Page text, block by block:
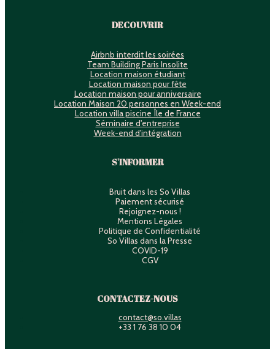
DECOUVRIR
Airbnb interdit les soirées
Team Building Paris Insolite
Location maison étudiant
Location maison pour fête
Location maison pour anniversaire
Location Maison 20 personnes en Week-end
Location villa piscine Île de France
Séminaire d'entreprise
Week-end d'intégration
S'INFORMER
Bruit dans les So Villas
Paiement sécurisé
Rejoignez-nous !
Mentions Légales
Politique de Confidentialité
So Villas dans la Presse
COVID-19
CGV
CONTACTEZ-NOUS
contact@so.villas
+33 1 76 38 10 04